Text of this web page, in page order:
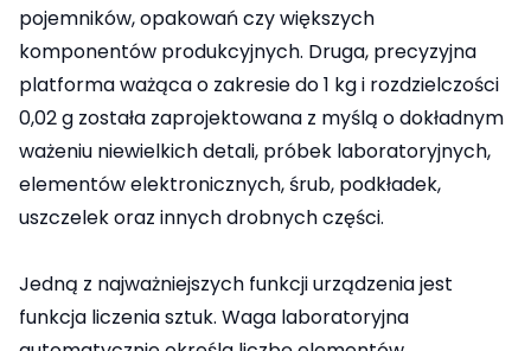
pojemników, opakowań czy większych
komponentów produkcyjnych. Druga, precyzyjna
platforma ważąca o zakresie do 1 kg i rozdzielczości
0,02 g została zaprojektowana z myślą o dokładnym
ważeniu niewielkich detali, próbek laboratoryjnych,
elementów elektronicznych, śrub, podkładek,
uszczelek oraz innych drobnych części.
Jedną z najważniejszych funkcji urządzenia jest
funkcja liczenia sztuk. Waga laboratoryjna